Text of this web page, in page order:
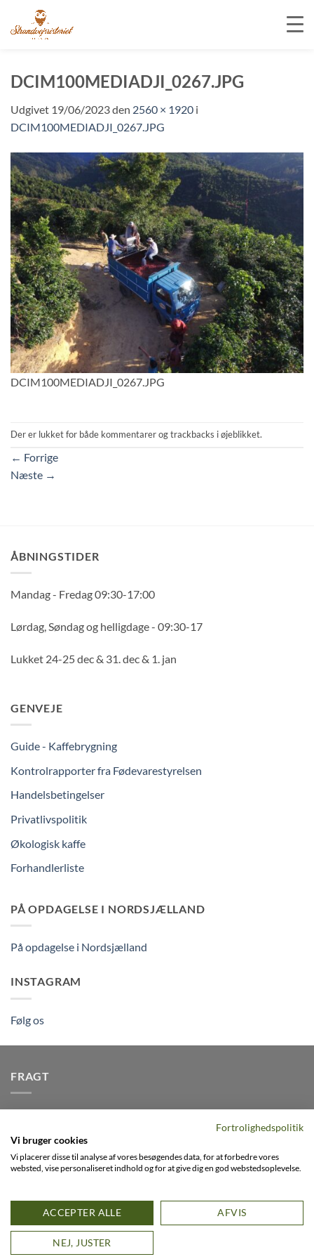
indhold
DCIM100MEDIADJI_0267.JPG
Udgivet 19/06/2023den 2560 × 1920 i
DCIM100MEDIADJI_0267.JPG
DCIM100MEDIADJI_0267.JPG
Der er lukket for både kommentarer og trackbacks i øjeblikket.
← Forrige
Næste →
ÅBNINGSTIDER
Mandag - Fredag 09:30-17:00
Lørdag, Søndag og helligdage - 09:30-17
Lukket 24-25 dec & 31. dec & 1. jan
GENVEJE
Guide - Kaffebrygning
Kontrolrapporter fra Fødevarestyrelsen
Handelsbetingelser
Privatlivspolitik
Økologisk kaffe
Forhandlerliste
PÅ OPDAGELSE I NORDSJÆLLAND
På opdagelse i Nordsjælland
INSTAGRAM
Følg os
FRAGT
på alle pakker - Husk der er fri
levering på alle ordre over DKK395
Visa PayPal Stripe MasterCard
Cash
FACEBOOK INSTAGRAM VIMEO
Copyright 2026 ©
0
Fortrolighedspolitik
Vi bruger cookies
Vi placerer disse til analyse af vores besøgendes data, for at forbedre vores
websted, vise personaliseret indhold og for at give dig en god webstedsoplevelse.
ACCEPTER ALLE AFVIS
NEJ, JUSTER